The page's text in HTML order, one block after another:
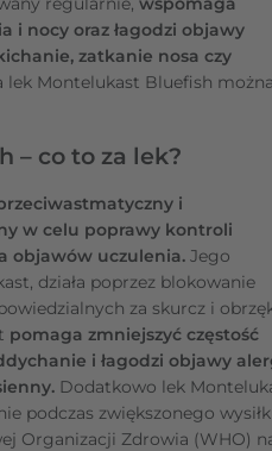
i nocy oraz łagodzi objawy
zatkanie nosa czy
lek Montelukast Bluefish
– co to za lek?
i
w celu poprawy kontroli
objawów uczulenia. Jego
działa poprzez blokowanie
za skurcz i
pomaga zmniejszyć częstość
i łagodzi objawy
Dodatkowo lek
podczas zwiększonego
Organizacji Zdrowia (WHO)